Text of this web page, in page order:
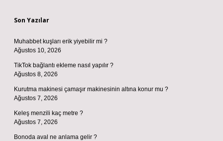
Son Yazılar
Muhabbet kuşları erik yiyebilir mi ?
Ağustos 10, 2026
TikTok bağlantı ekleme nasıl yapılır ?
Ağustos 8, 2026
Kurutma makinesi çamaşır makinesinin altına konur mu ?
Ağustos 7, 2026
Keleş menzili kaç metre ?
Ağustos 7, 2026
Bonoda aval ne anlama gelir ?